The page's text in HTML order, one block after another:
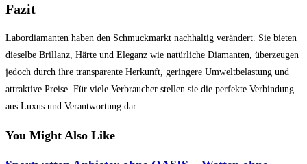
Fazit
Labordiamanten haben den Schmuckmarkt nachhaltig verändert. Sie bieten
dieselbe Brillanz, Härte und Eleganz wie natürliche Diamanten, überzeugen
jedoch durch ihre transparente Herkunft, geringere Umweltbelastung und
attraktive Preise. Für viele Verbraucher stellen sie die perfekte Verbindung
aus Luxus und Verantwortung dar.
You Might Also Like